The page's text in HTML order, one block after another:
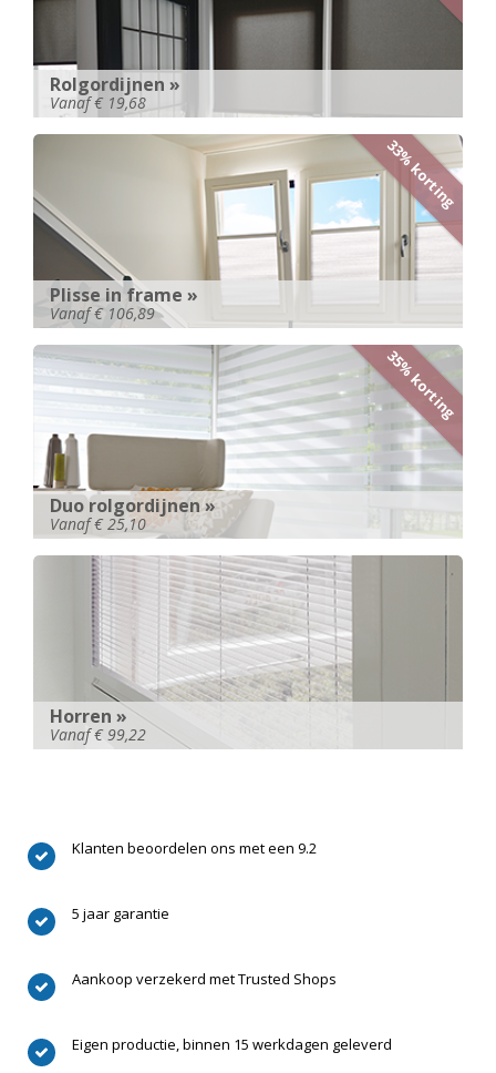
Rolgordijnen »
Vanaf € 19,68
33% korting
Plisse in frame »
Vanaf € 106,89
35% korting
Duo rolgordijnen »
Vanaf € 25,10
Horren »
Vanaf € 99,22
Klanten beoordelen ons met een 9.2
5 jaar garantie
Aankoop verzekerd met Trusted Shops
Eigen productie, binnen 15 werkdagen geleverd